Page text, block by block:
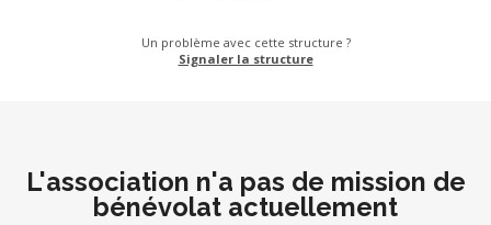
Un problème avec cette structure ?
Signaler la structure
L'association n'a pas de mission de
bénévolat actuellement